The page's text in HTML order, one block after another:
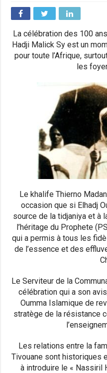
La célébration des 100
Hadji Malick Sy est un
pour toute l’Afrique,
les
Le khalife Thierno
occasion que si Elhadj
source de la tidjaniya et à
l’héritage du Prophete
qui a permis à tous les
de l’essence et des
Le Serviteur de la
célébration qui a son
Oumma Islamique de
stratège de la résistance
Les relations entre la
Tivouane sont historiques
à introduire le « Nassiril